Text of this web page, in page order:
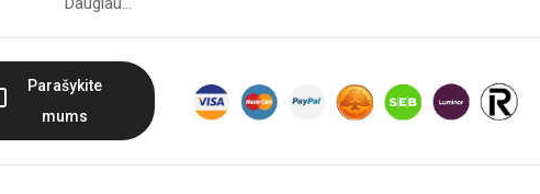
Parašykite
mums